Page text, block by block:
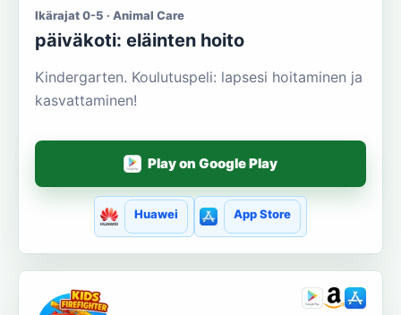
Ikärajat 0-5 · Animal Care
päiväkoti: eläinten hoito
Kindergarten. Koulutuspeli: lapsesi hoitaminen ja
kasvattaminen!
Play on Google Play
Huawei App Store